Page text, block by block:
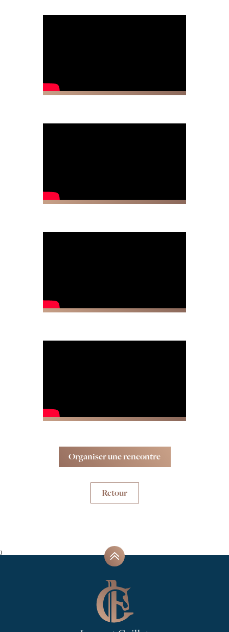
Organiser une rencontre
Retour
}